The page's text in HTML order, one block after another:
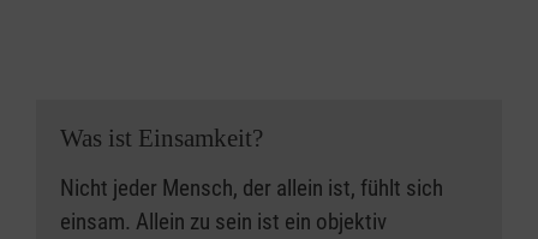
Was ist Einsamkeit?
Nicht jeder Mensch, der allein ist, fühlt sich
einsam. Allein zu sein ist ein objektiv